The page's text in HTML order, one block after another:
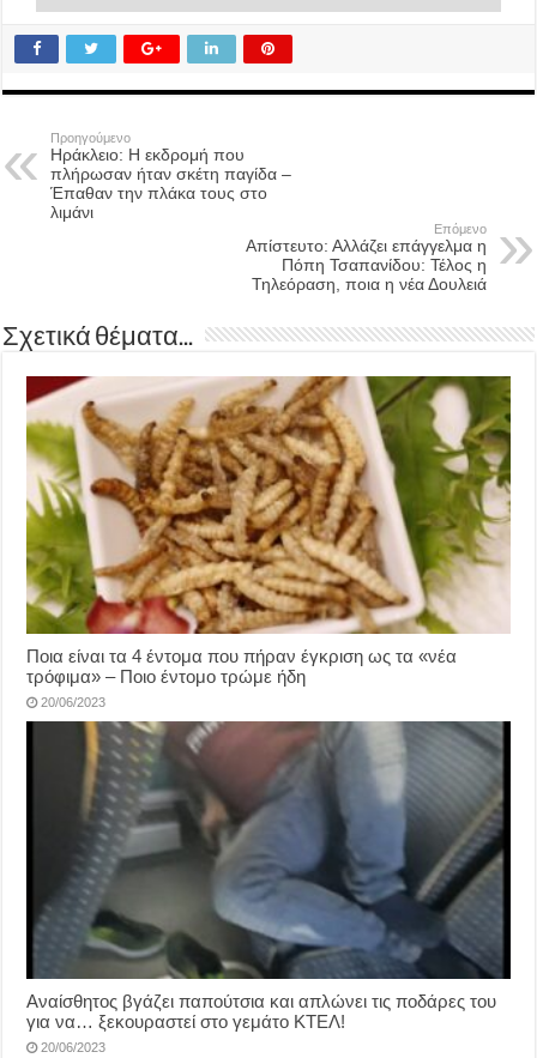
Προηγούμενο
Ηράκλειο: Η εκδρομή που
πλήρωσαν ήταν σκέτη παγίδα –
Έπαθαν την πλάκα τους στο
λιμάνι
Επόμενο
Απίστευτο: Αλλάζει επάγγελμα η
Πόπη Τσαπανίδου: Τέλος η
Τηλεόραση, ποια η νέα Δουλειά
Σχετικά θέματα...
Ποια είναι τα 4 έντομα που πήραν έγκριση ως τα «νέα
τρόφιμα» – Ποιο έντομο τρώμε ήδη
20/06/2023
Αναίσθητος βγάζει παπούτσια και απλώνει τις ποδάρες του
για να… ξεκουραστεί στο γεμάτο ΚΤΕΛ!
20/06/2023